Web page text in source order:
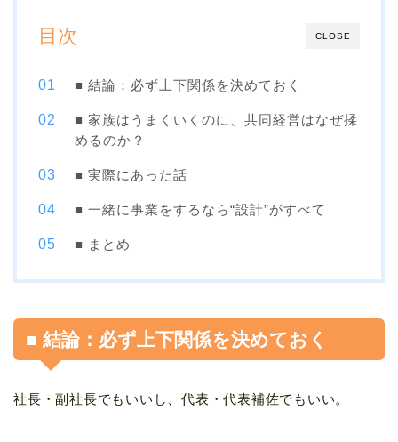
CLOSE
目次
■ 結論：必ず上下関係を決めておく
■ 家族はうまくいくのに、共同経営はなぜ揉
めるのか？
■ 実際にあった話
■ 一緒に事業をするなら“設計”がすべて
■ まとめ
■ 結論：必ず上下関係を決めてお く
社長・副社長でもいいし、代表・代表補佐でもいい。